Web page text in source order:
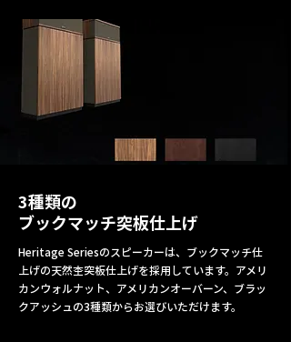
3種類の
ブックマッチ突板仕上げ
Heritage Seriesのスピーカーは、ブックマッチ仕
上げの天然杢突板仕上げを採用しています。アメリ
カンウォルナット、アメリカンオーバーン、ブラッ
クアッシュの3種類からお選びいただけます。